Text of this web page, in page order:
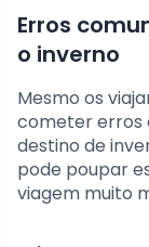
Erros
o inverno
Mesmo os
cometer erros
destino de
pode poupar
viagem muito